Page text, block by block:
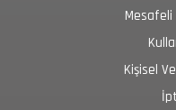
Mesafeli
Kişisel